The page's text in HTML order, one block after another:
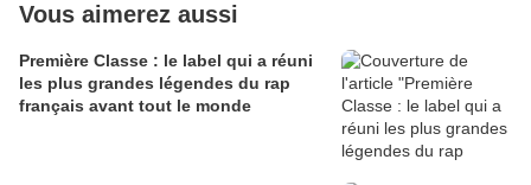
Vous aimerez aussi
Première Classe : le label qui a réuni
les plus grandes légendes du rap
français avant tout le monde